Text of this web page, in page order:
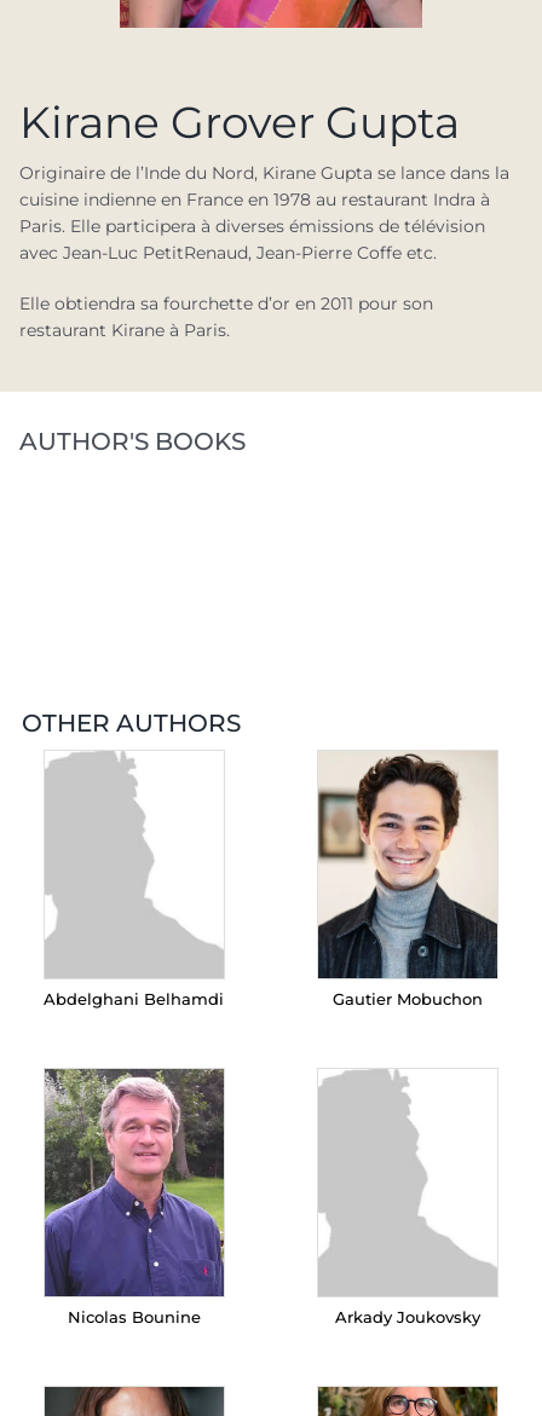
Kirane Grover Gupta
Originaire de l’Inde du Nord, Kirane Gupta se lance dans la
cuisine indienne en France en 1978 au restaurant Indra à
Paris. Elle participera à diverses émissions de télévision
avec Jean-Luc PetitRenaud, Jean-Pierre Coffe etc.
Elle obtiendra sa fourchette d’or en 2011 pour son
restaurant Kirane à Paris.
AUTHOR'S BOOKS
OTHER AUTHORS
Abdelghani Belhamdi Gautier Mobuchon
Nicolas Bounine Arkady Joukovsky